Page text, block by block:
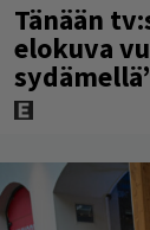
Tänään
elokuva